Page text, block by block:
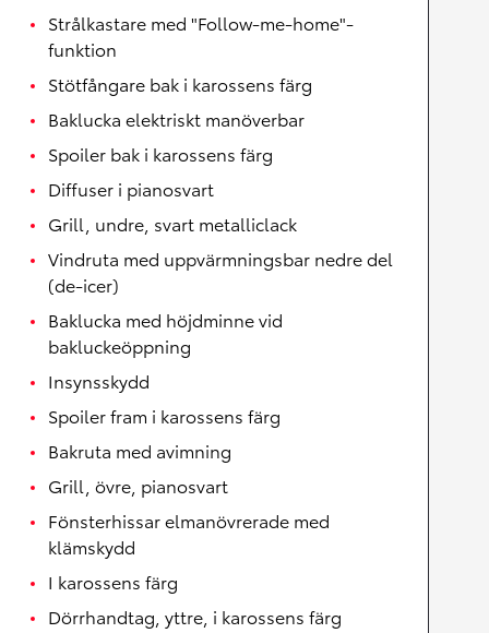
Strålkastare med "Follow-me-home"-
funktion
Stötfångare bak i karossens färg
Baklucka elektriskt manöverbar
Spoiler bak i karossens färg
Diffuser i pianosvart
Grill, undre, svart metalliclack
Vindruta med uppvärmningsbar nedre del
(de-icer)
Baklucka med höjdminne vid
bakluckeöppning
Insynsskydd
Spoiler fram i karossens färg
Bakruta med avimning
Grill, övre, pianosvart
Fönsterhissar elmanövrerade med
klämskydd
I karossens färg
Dörrhandtag, yttre, i karossens färg